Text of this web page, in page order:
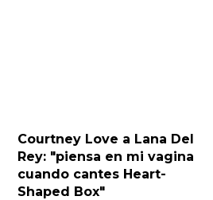
Courtney Love a Lana Del
Rey: "piensa en mi vagina
cuando cantes Heart-
Shaped Box"